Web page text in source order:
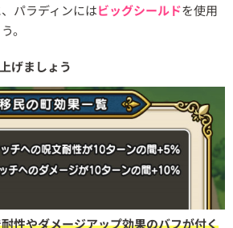
パラディンにはビッグシールドを使用
。
げましょう
性やダメージアップ効果のバフが付く